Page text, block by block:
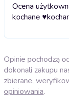
Ocena
kochane ♥️
Opinie pochodzą
dokonali zakupu
zbierane,
opiniowania.